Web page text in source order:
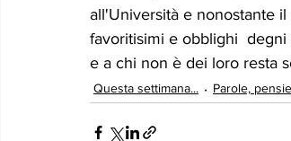
all'Università e nonostante
favoritisimi e obblighi
e a chi non è dei loro resta
Questa settimana... Parole,